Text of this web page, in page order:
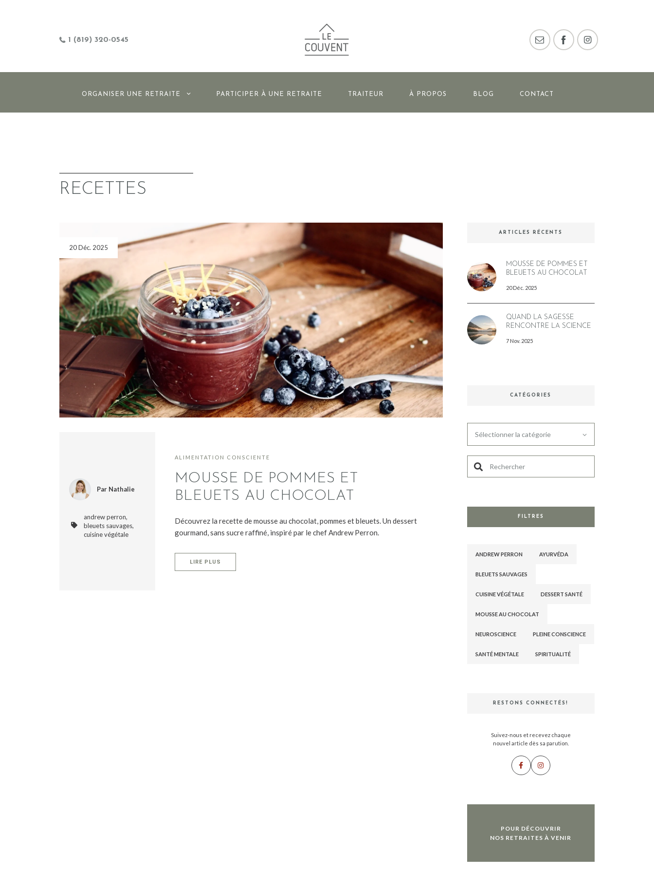
1 (819) 320-0545
ORGANISER UNE RETRAITE PARTICIPER À UNE RETRAITE TRAITEUR À PROPOS BLOG CONTACT
RECETTES
20 Déc. 2025
Par Nathalie
andrew perron,
bleuets sauvages,
cuisine végétale
ALIMENTATION CONSCIENTE
MOUSSE DE POMMES ET
BLEUETS AU CHOCOLAT
Découvrez la recette de mousse au chocolat, pommes et bleuets. Un dessert
gourmand, sans sucre raffiné, inspiré par le chef Andrew Perron.
LIRE PLUS
ARTICLES RÉCENTS
MOUSSE DE POMMES ET
BLEUETS AU CHOCOLAT
20 Déc. 2025
QUAND LA SAGESSE
RENCONTRE LA SCIENCE
7 Nov. 2025
CATÉGORIES
FILTRES
ANDREW PERRON AYURVÉDA
BLEUETS SAUVAGES
CUISINE VÉGÉTALE DESSERT SANTÉ
MOUSSE AU CHOCOLAT
NEUROSCIENCE PLEINE CONSCIENCE
SANTÉ MENTALE SPIRITUALITÉ
RESTONS CONNECTÉS!
Suivez-nous et recevez chaque
nouvel article dès sa parution.
POUR DÉCOUVRIR
NOS RETRAITES À VENIR